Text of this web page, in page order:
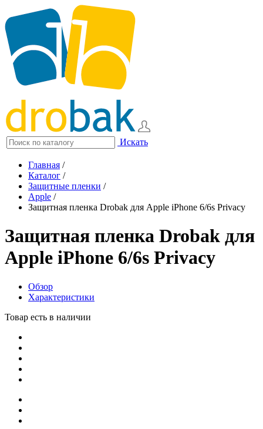
Искать
Главная /
Каталог /
Защитные пленки /
Apple /
Защитная пленка Drobak для Apple iPhone 6/6s Privacy
Защитная пленка Drobak для
Apple iPhone 6/6s Privacy
Обзор
Характеристики
Товар есть в наличии